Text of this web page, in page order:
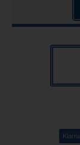
Klarna